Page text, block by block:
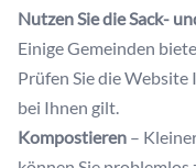
Nutzen Sie die Sack-
Einige Gemeinden
Prüfen Sie die Website
bei Ihnen gilt.
Kompostieren –